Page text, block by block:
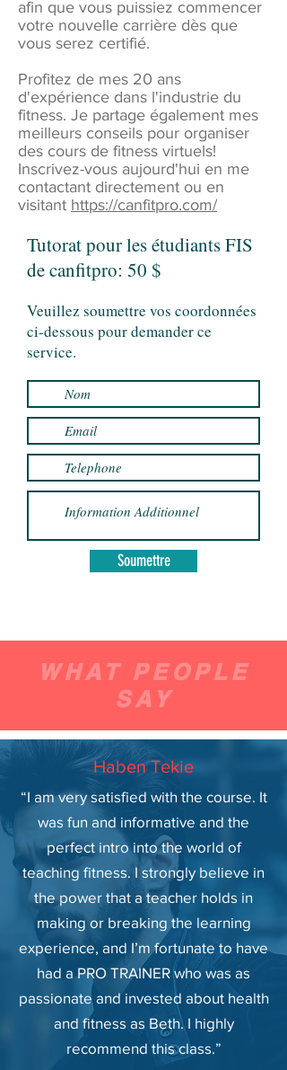
afin que vous puissiez commencer
votre nouvelle carrière dès que
vous serez certifié.
Profitez de mes 20 ans
d'expérience dans l'industrie du
fitness. Je partage également mes
meilleurs conseils pour organiser
des cours de fitness virtuels!
Inscrivez-vous aujourd'hui en me
contactant directement ou en
visitant https://canfitpro.com/
Tutorat pour les étudiants FIS
de canfitpro: 50 $
Veuillez soumettre vos coordonnées
ci-dessous pour demander ce
service.
Soumettre
WHAT PEOPLE
SAY
Haben Tekie
“I am very satisfied with the course. It
was fun and informative and the
perfect intro into the world of
teaching fitness. I strongly believe in
the power that a teacher holds in
making or breaking the learning
experience, and I’m fortunate to have
had a PRO TRAINER who was as
passionate and invested about health
and fitness as Beth. I highly
recommend this class.”